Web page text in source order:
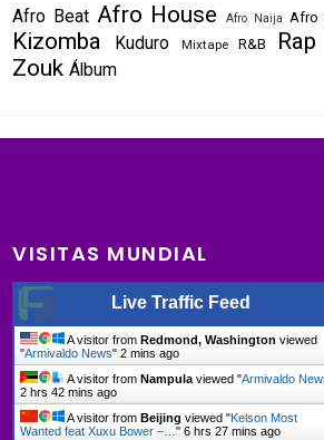
Afro Beat Afro House Afro Naija Afro
Kizomba Kuduro Mixtape R&B Rap
Zouk Álbum
VISITAS MUNDIAL
Live Traffic Feed
A visitor from Redmond, Washington viewed
"Armivaldo News"2 mins ago
A visitor from Nampula viewed "Armivaldo
2 hrs 42 mins ago
A visitor from Beijing viewed "Kelson Most
Wanted feat Xuxu Bower –…"6 hrs 27 mins ago